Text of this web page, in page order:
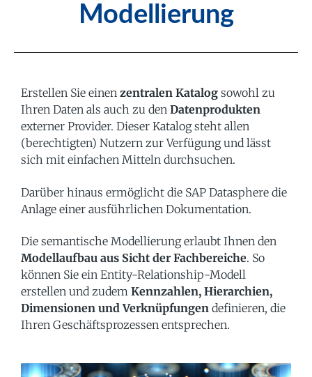
Modellierung
Erstellen Sie einen zentralen Katalog sowohl zu
Ihren Daten als auch zu den Datenprodukten
externer Provider. Dieser Katalog steht allen
(berechtigten) Nutzern zur Verfügung und lässt
sich mit einfachen Mitteln durchsuchen.
Darüber hinaus ermöglicht die SAP Datasphere die
Anlage einer ausführlichen Dokumentation.
Die semantische Modellierung erlaubt Ihnen den
Modellaufbau aus Sicht der Fachbereiche. So
können Sie ein Entity-Relationship-Modell
erstellen und zudem Kennzahlen, Hierarchien,
Dimensionen und Verknüpfungen definieren, die
Ihren Geschäftsprozessen entsprechen.